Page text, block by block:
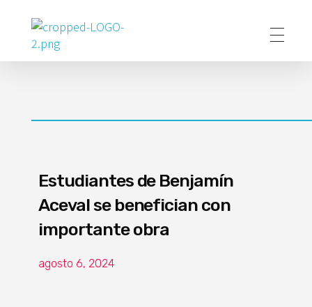
Poder Agropecuario
Estudiantes de Benjamín
Aceval se benefician con
importante obra
agosto 6, 2024